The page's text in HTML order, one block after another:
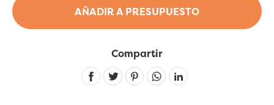
AÑADIR A PRESUPUESTO
Compartir
Linkedin